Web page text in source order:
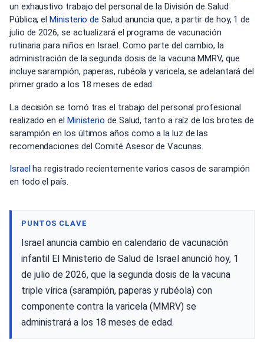
un exhaustivo trabajo del personal de la División de Salud
Pública, elMinisterio de Salud anuncia que, a partir de hoy, 1 de
julio de 2026, se actualizará el programa de vacunación
rutinaria para niños en Israel. Como parte del cambio, la
administración de la segunda dosis de la vacuna MMRV, que
incluye sarampión, paperas, rubéola y varicela, se adelantará del
primer grado a los 18 meses de edad.
La decisión se tomó tras el trabajo del personal profesional
realizado en el Ministerio de Salud, tanto a raíz de los brotes de
sarampión en los últimos años como a la luz de las
recomendaciones del Comité Asesor de Vacunas.
Israelha registrado recientemente varios casos de sarampión
en todo el país.
PUNTOS CLAVE
Israel anuncia cambio en calendario de vacunación
infantil El Ministerio de Salud de Israel anunció hoy, 1
de julio de 2026, que la segunda dosis de la vacuna
triple vírica (sarampión, paperas y rubéola) con
componente contra la varicela (MMRV) se
administrará a los 18 meses de edad.